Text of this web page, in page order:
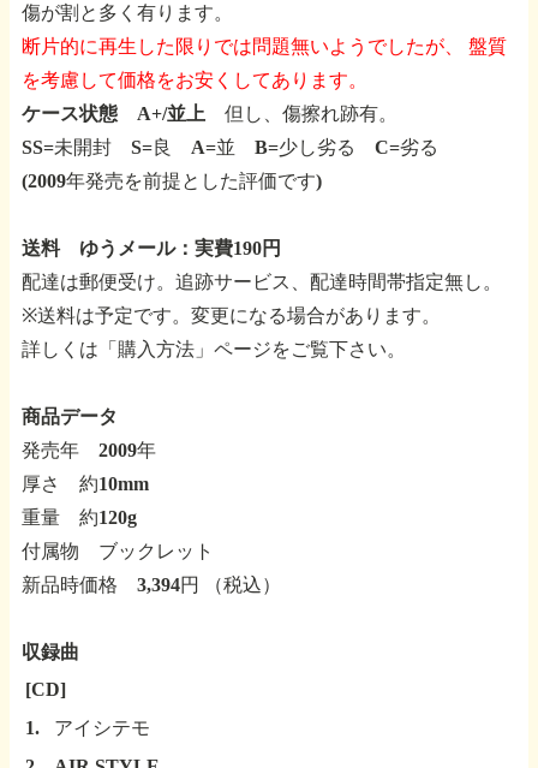
傷が割と多く有ります。
断片的に再生した限りでは問題無いようでしたが、
盤質
を考慮して価格をお安くしてあります。
ケース状態 A+/並上 但し、傷擦れ跡有。
SS=未開封 S=良 A=並 B=少し劣る C=劣る
(2009年発売を前提とした評価です)
送料 ゆうメール：実費190円
配達は郵便受け。追跡サービス、配達時間帯指定無し。
※送料は予定です。変更になる場合があります。
詳しくは「購入方法」ページをご覧下さい。
商品データ
発売年 2009年
厚さ 約10mm
重量 約120g
付属物 ブックレット
新品時価格 3,394円 （税込）
収録曲
[CD]
1.
アイシテモ